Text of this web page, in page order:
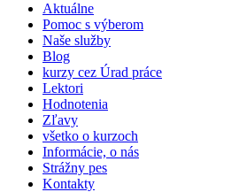
Aktuálne
Pomoc s výberom
Naše služby
Blog
kurzy cez Úrad práce
Lektori
Hodnotenia
Zľavy
všetko o kurzoch
Informácie, o nás
Strážny pes
Kontakty